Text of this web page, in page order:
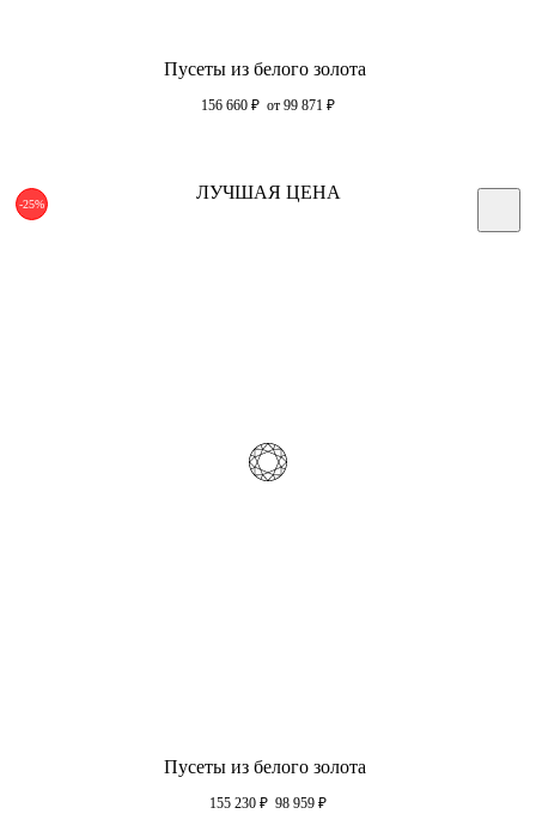
Пусеты из белого золота
156 660 ₽ от 99 871 ₽
-25%
ЛУЧШАЯ ЦЕНА
Пусеты из белого золота
155 230 ₽ 98 959 ₽